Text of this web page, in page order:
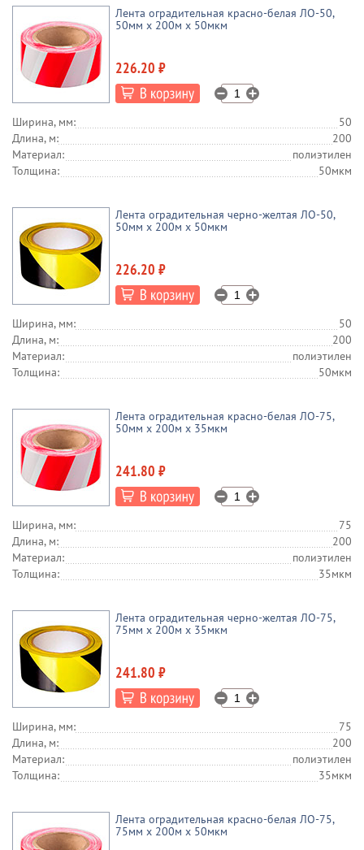
Лента оградительная красно-белая ЛО-50,
50мм x 200м х 50мкм
226.20 ₽
Ширина, мм:
50
Длина, м:
200
Материал:
полиэтилен
Толщина:
50мкм
Лента оградительная черно-желтая ЛО-50,
50мм x 200м х 50мкм
226.20 ₽
Ширина, мм:
50
Длина, м:
200
Материал:
полиэтилен
Толщина:
50мкм
Лента оградительная красно-белая ЛО-75,
50мм x 200м х 35мкм
241.80 ₽
Ширина, мм:
75
Длина, м:
200
Материал:
полиэтилен
Толщина:
35мкм
Лента оградительная черно-желтая ЛО-75,
75мм x 200м х 35мкм
241.80 ₽
Ширина, мм:
75
Длина, м:
200
Материал:
полиэтилен
Толщина:
35мкм
Лента оградительная красно-белая ЛО-75,
75мм x 200м х 50мкм